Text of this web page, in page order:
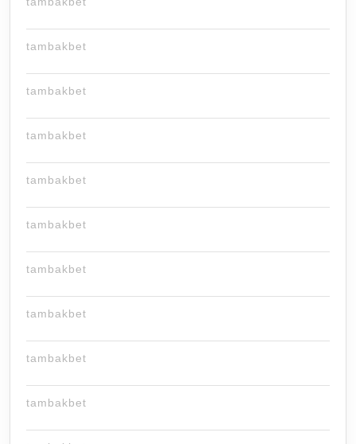
tambakbet
tambakbet
tambakbet
tambakbet
tambakbet
tambakbet
tambakbet
tambakbet
tambakbet